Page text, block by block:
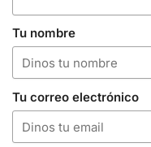
Tu nombre
Tu correo electrónico